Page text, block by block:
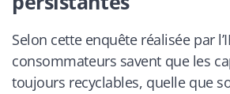
Selon cette enquête réalisée par
consommateurs savent que les
toujours recyclables, quelle que